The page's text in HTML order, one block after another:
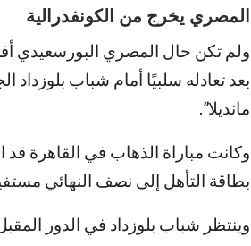
المصري يخرج من الكونفدرالية
ولم تكن حال المصري البورسعيدي
بعد تعادله سلبيًا أمام شباب
مانديلا”.
بطاقة التأهل إلى نصف النهائي
وينتظر شباب بلوزداد في الدور